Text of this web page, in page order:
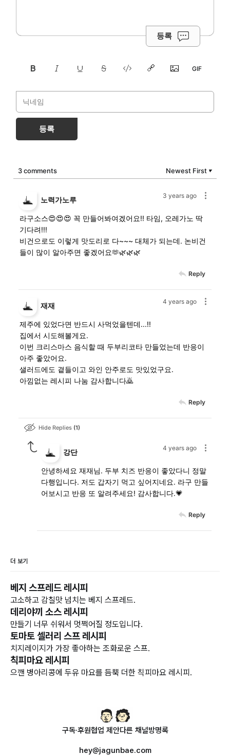
등록
등록
3 comments Newest First ▼
3 years ago
노력가노루
라구소스😍😍😍 꼭 만들어봐여겠어요!! 타임, 오레가노 딱
기다려!!!
비건으로도 이렇게 맛도리로 다~~~ 대체가 되는데. 논비건
들이 많이 알아주면 좋겠어요🫶🌿🌿🌿
Reply
4 years ago
재재
제주에 있었다면 반드시 사먹었을텐데...!!
집에서 시도해볼게요.
이번 크리스마스 음식할 때 두부리코타 만들었는데 반응이
아주 좋았어요.
샐러드에도 곁들이고 와인 안주로도 맛있었구요.
아낌없는 레시피 나눔 감사합니다🙇
Reply
Hide Replies 1
4 years ago
강단
안녕하세요 재재님. 두부 치즈 반응이 좋았다니 정말
다행입니다. 저도 갑자기 먹고 싶어지네요. 라구 만들
어보시고 반응 또 알려주세요! 감사합니다.💗
Reply
더 보기
베지 스프레드 레시피
고소하고 감칠맛 넘치는 베지 스프레드.
데리야끼 소스 레시피
만들기 너무 쉬워서 멋쩍어질 정도입니다.
토마토 셀러리 스프 레시피
치지레이지가 가장 좋아하는 조화로운 스프.
칙피마요 레시피
으깬 병아리콩에 두유 마요를 듬뿍 더한 칙피마요 레시피.
구독·후원협업 제안다른 채널방명록
hey@jagunbae.com